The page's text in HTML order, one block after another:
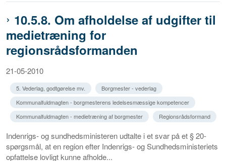
10.5.8. Om afholdelse af udgifter til
medietræning for
regionsrådsformanden
21-05-2010
5. Vederlag, godtgørelse mv.
Borgmester - vederlag
Kommunalfuldmagten - borgmesterens ledelsesmæssige kompetencer
Kommunalfuldmagten - medietræning af borgmester
Regionsrådsformand
Indenrigs- og sundhedsministeren udtalte i et svar på et § 20-
spørgsmål, at en region efter Indenrigs- og Sundhedsministeriets
opfattelse lovligt kunne afholde...